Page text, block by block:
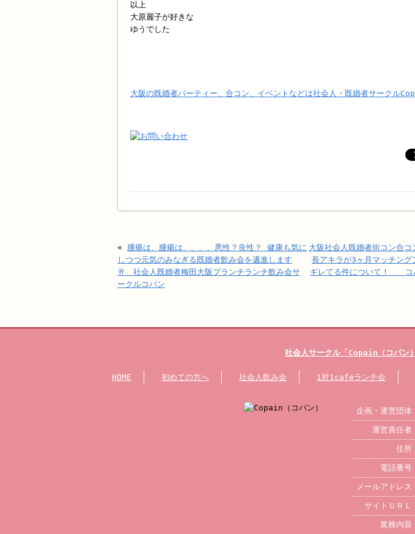
以上
大原麗子が好きな
ゆうでした
大阪の既婚者パーティー、合コン、イベントなどは社会人・既婚者サークル
« 腫瘍は、腫瘍は、、、、悪性？良性？ 健康も気に
しつつ元気のみなぎる既婚者飲み会を邁進します
🥂 社会人既婚者梅田大阪ブランチランチ飲み会サ
ークルコパン
大阪社会人既婚者街コン合
長アキラが3ヶ月マッチン
ギレてる件について！ コ
社会人サークル「Copain（コパン）
HOME 初めての方へ 社会人飲み会 1対1cafeランチ会
企画・運営団体
運営責任者
住所
電話番号
メールアドレス
サイトＵＲＬ
業務内容